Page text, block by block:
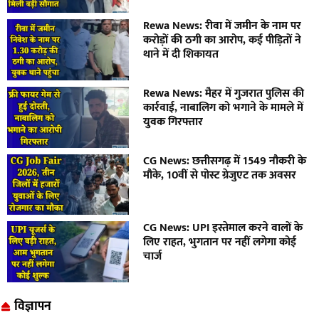
Rewa News: रीवा में जमीन के नाम पर
करोड़ों की ठगी का आरोप, कई पीड़ितों ने
थाने में दी शिकायत
Rewa News: मैहर में गुजरात पुलिस की
कार्रवाई, नाबालिग को भगाने के मामले में
युवक गिरफ्तार
CG News: छत्तीसगढ़ में 1549 नौकरी के
मौके, 10वीं से पोस्ट ग्रेजुएट तक अवसर
CG News: UPI इस्तेमाल करने वालों के
लिए राहत, भुगतान पर नहीं लगेगा कोई
चार्ज
विज्ञापन